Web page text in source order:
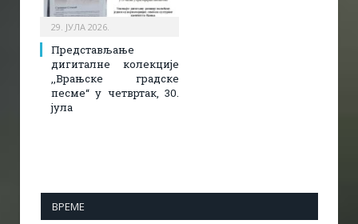
29. ЈУЛА 2026.
Представљање
дигиталне колекције
,,Врањске градске
песме“ у четвртак, 30.
јула
ВРЕМЕ